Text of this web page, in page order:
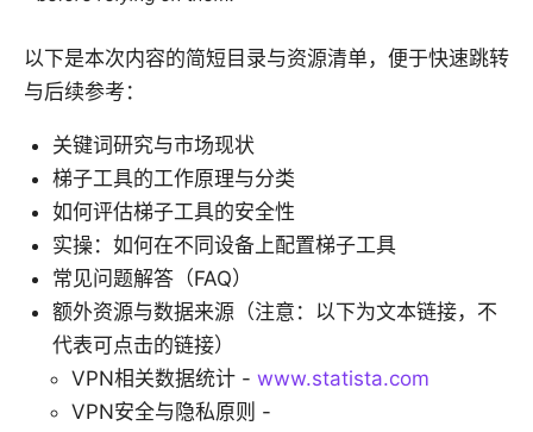
以下是本次内容的简短目录与资源清单，便于快速跳转
与后续参考：
关键词研究与市场现状
梯子工具的工作原理与分类
如何评估梯子工具的安全性
实操：如何在不同设备上配置梯子工具
常见问题解答（FAQ）
额外资源与数据来源（注意：以下为文本链接，不
代表可点击的链接）
VPN相关数据统计 - www.statista.com
VPN安全与隐私原则 -